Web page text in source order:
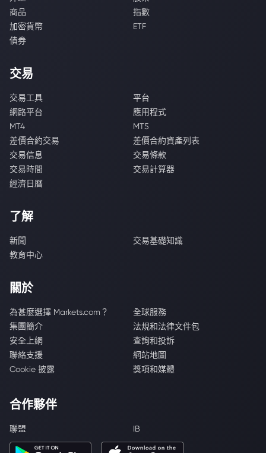
商品
指數
加密貨幣
ETF
債券
交易
交易工具
平台
網路平台
應用程式
MT4
MT5
差價合約交易
差價合約資產列表
交易信息
交易條款
交易時間
交易計算器
經濟日曆
了解
新聞
交易基礎知識
教育中心
關於
為甚麼選擇 Markets.com？
全球服務
集團簡介
法規和法律文件包
安全上網
查詢和投訴
聯絡支援
網站地圖
Cookie 披露
獎項和媒體
合作夥伴
聯盟 IB